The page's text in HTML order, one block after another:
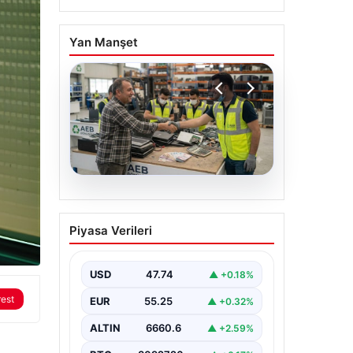
Yan Manşet
07.08.2026
milyon yolcu taşıdı
Piyasa Verileri
USD 47.74 ▲ +0.18%
EUR 55.25 ▲ +0.32%
ALTIN 6660.6 ▲ +2.59%